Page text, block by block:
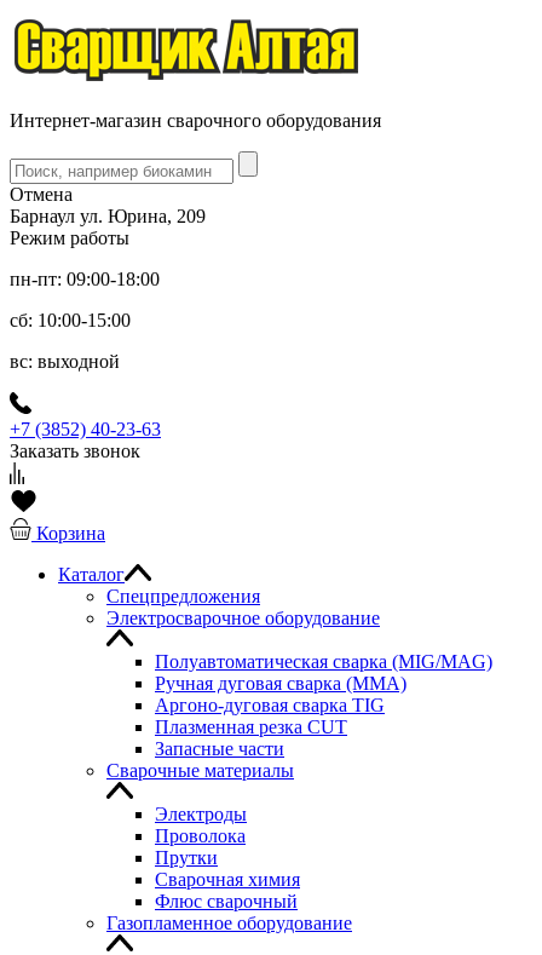
Интернет-магазин сварочного оборудования
Отмена
Барнаул ул. Юрина, 209
Режим работы
пн-пт: 09:00-18:00
сб: 10:00-15:00
вс: выходной
+7 (3852) 40-23-63
Заказать звонок
Корзина
Каталог
Спецпредложения
Электросварочное оборудование
Полуавтоматическая сварка (MIG/MAG)
Ручная дуговая сварка (MMA)
Аргоно-дуговая сварка TIG
Плазменная резка CUT
Запасные части
Сварочные материалы
Электроды
Проволока
Прутки
Сварочная химия
Флюс сварочный
Газопламенное оборудование